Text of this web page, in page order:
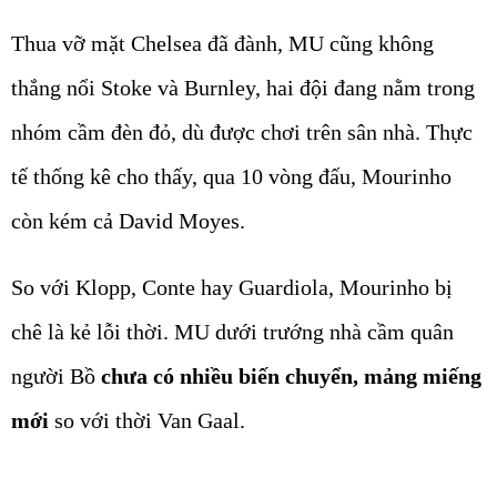
Thua vỡ mặt Chelsea đã đành, MU cũng không
thắng nổi Stoke và Burnley, hai đội đang nằm trong
nhóm cầm đèn đỏ, dù được chơi trên sân nhà. Thực
tế thống kê cho thấy, qua 10 vòng đấu, Mourinho
còn kém cả David Moyes.
So với Klopp, Conte hay Guardiola, Mourinho bị
chê là kẻ lỗi thời. MU dưới trướng nhà cầm quân
người Bồ chưa có nhiều biến chuyển, mảng miếng
mới so với thời Van Gaal.